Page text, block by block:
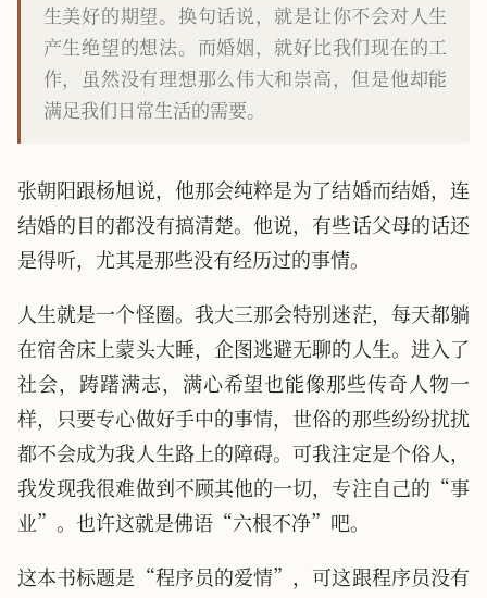
生美好的期望。换句话说，就是让你不会对人生
产生绝望的想法。而婚姻，就好比我们现在的工
作，虽然没有理想那么伟大和崇高，但是他却能
满足我们日常生活的需要。
张朝阳跟杨旭说，他那会纯粹是为了结婚而结婚，连
结婚的目的都没有搞清楚。他说，有些话父母的话还
是得听，尤其是那些没有经历过的事情。
人生就是一个怪圈。我大三那会特别迷茫，每天都躺
在宿舍床上蒙头大睡，企图逃避无聊的人生。进入了
社会，踌躇满志，满心希望也能像那些传奇人物一
样，只要专心做好手中的事情，世俗的那些纷纷扰扰
都不会成为我人生路上的障碍。可我注定是个俗人，
我发现我很难做到不顾其他的一切，专注自己的“事
业”。也许这就是佛语“六根不净”吧。
这本书标题是“程序员的爱情”，可这跟程序员没有